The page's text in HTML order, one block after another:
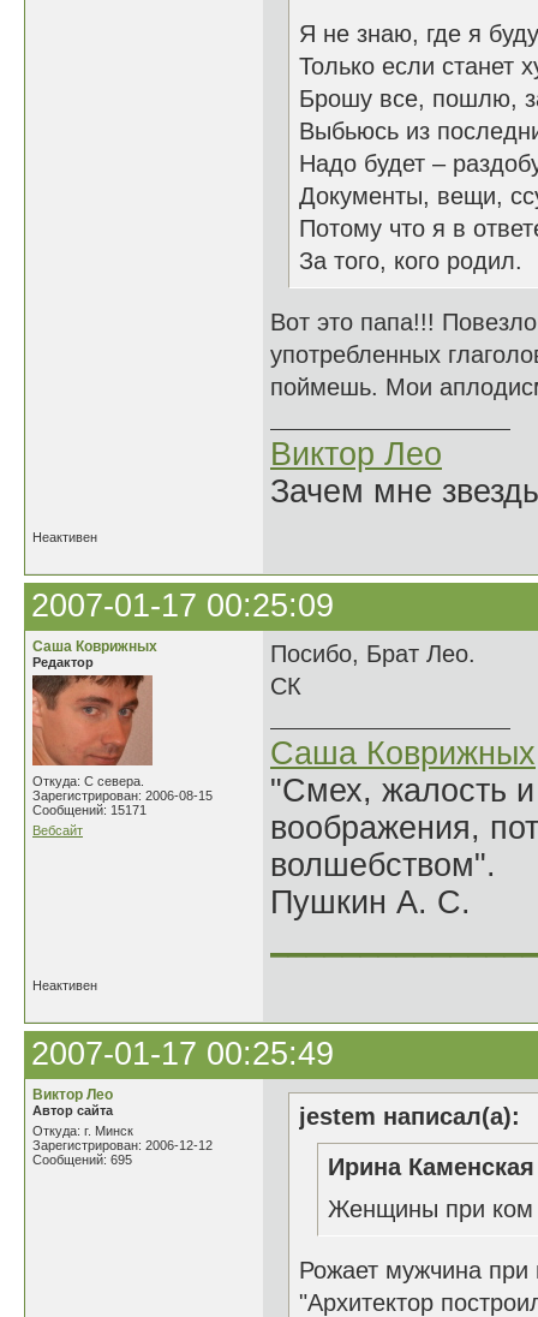
Я не знаю, где я
Только если станет
Брошу все, пошлю,
Выбьюсь из
Надо будет –
Документы, вещи,
Потому что я в
За того, кого родил.
Вот это папа!!!
употребленных
поймешь. Мои
Виктор Лео
Зачем мне
Неактивен
2007-01-17 00:25:09
Саша Коврижных
Редактор
Откуда: С севера.
Зарегистрирован: 2006-08-15
Сообщений: 15171
Вебсайт
Посибо, Брат Лео.
СК
Саша Коврижных
"Смех, жалость
воображения,
волшебством".
Пушкин А. С.
Неактивен
2007-01-17 00:25:49
Виктор Лео
Автор сайта
Откуда: г. Минск
Зарегистрирован: 2006-12-12
Сообщений: 695
jestem написал(а):
Ирина
Женщины при ком
Рожает мужчина
"Архитектор